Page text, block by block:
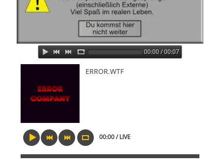
00:00 / 00:07
ERROR.WTF
00:00 / LIVE